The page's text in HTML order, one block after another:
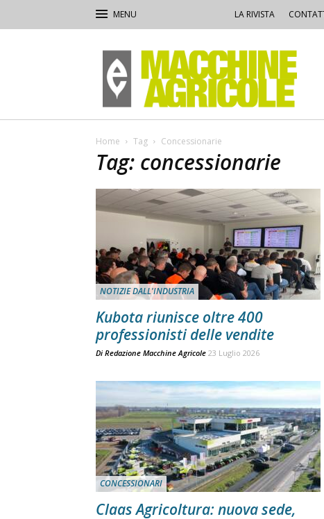
LA RIVISTA
Macchine
Agricole
Home Tag Concessionarie
Tag: concessionarie
NOTIZIE DALL'INDUSTRIA
Kubota riunisce oltre 400
professionisti delle vendite
Di Redazione Macchine Agricole 23 Luglio 2026
CONCESSIONARI
Claas Agricoltura: nuova sede,